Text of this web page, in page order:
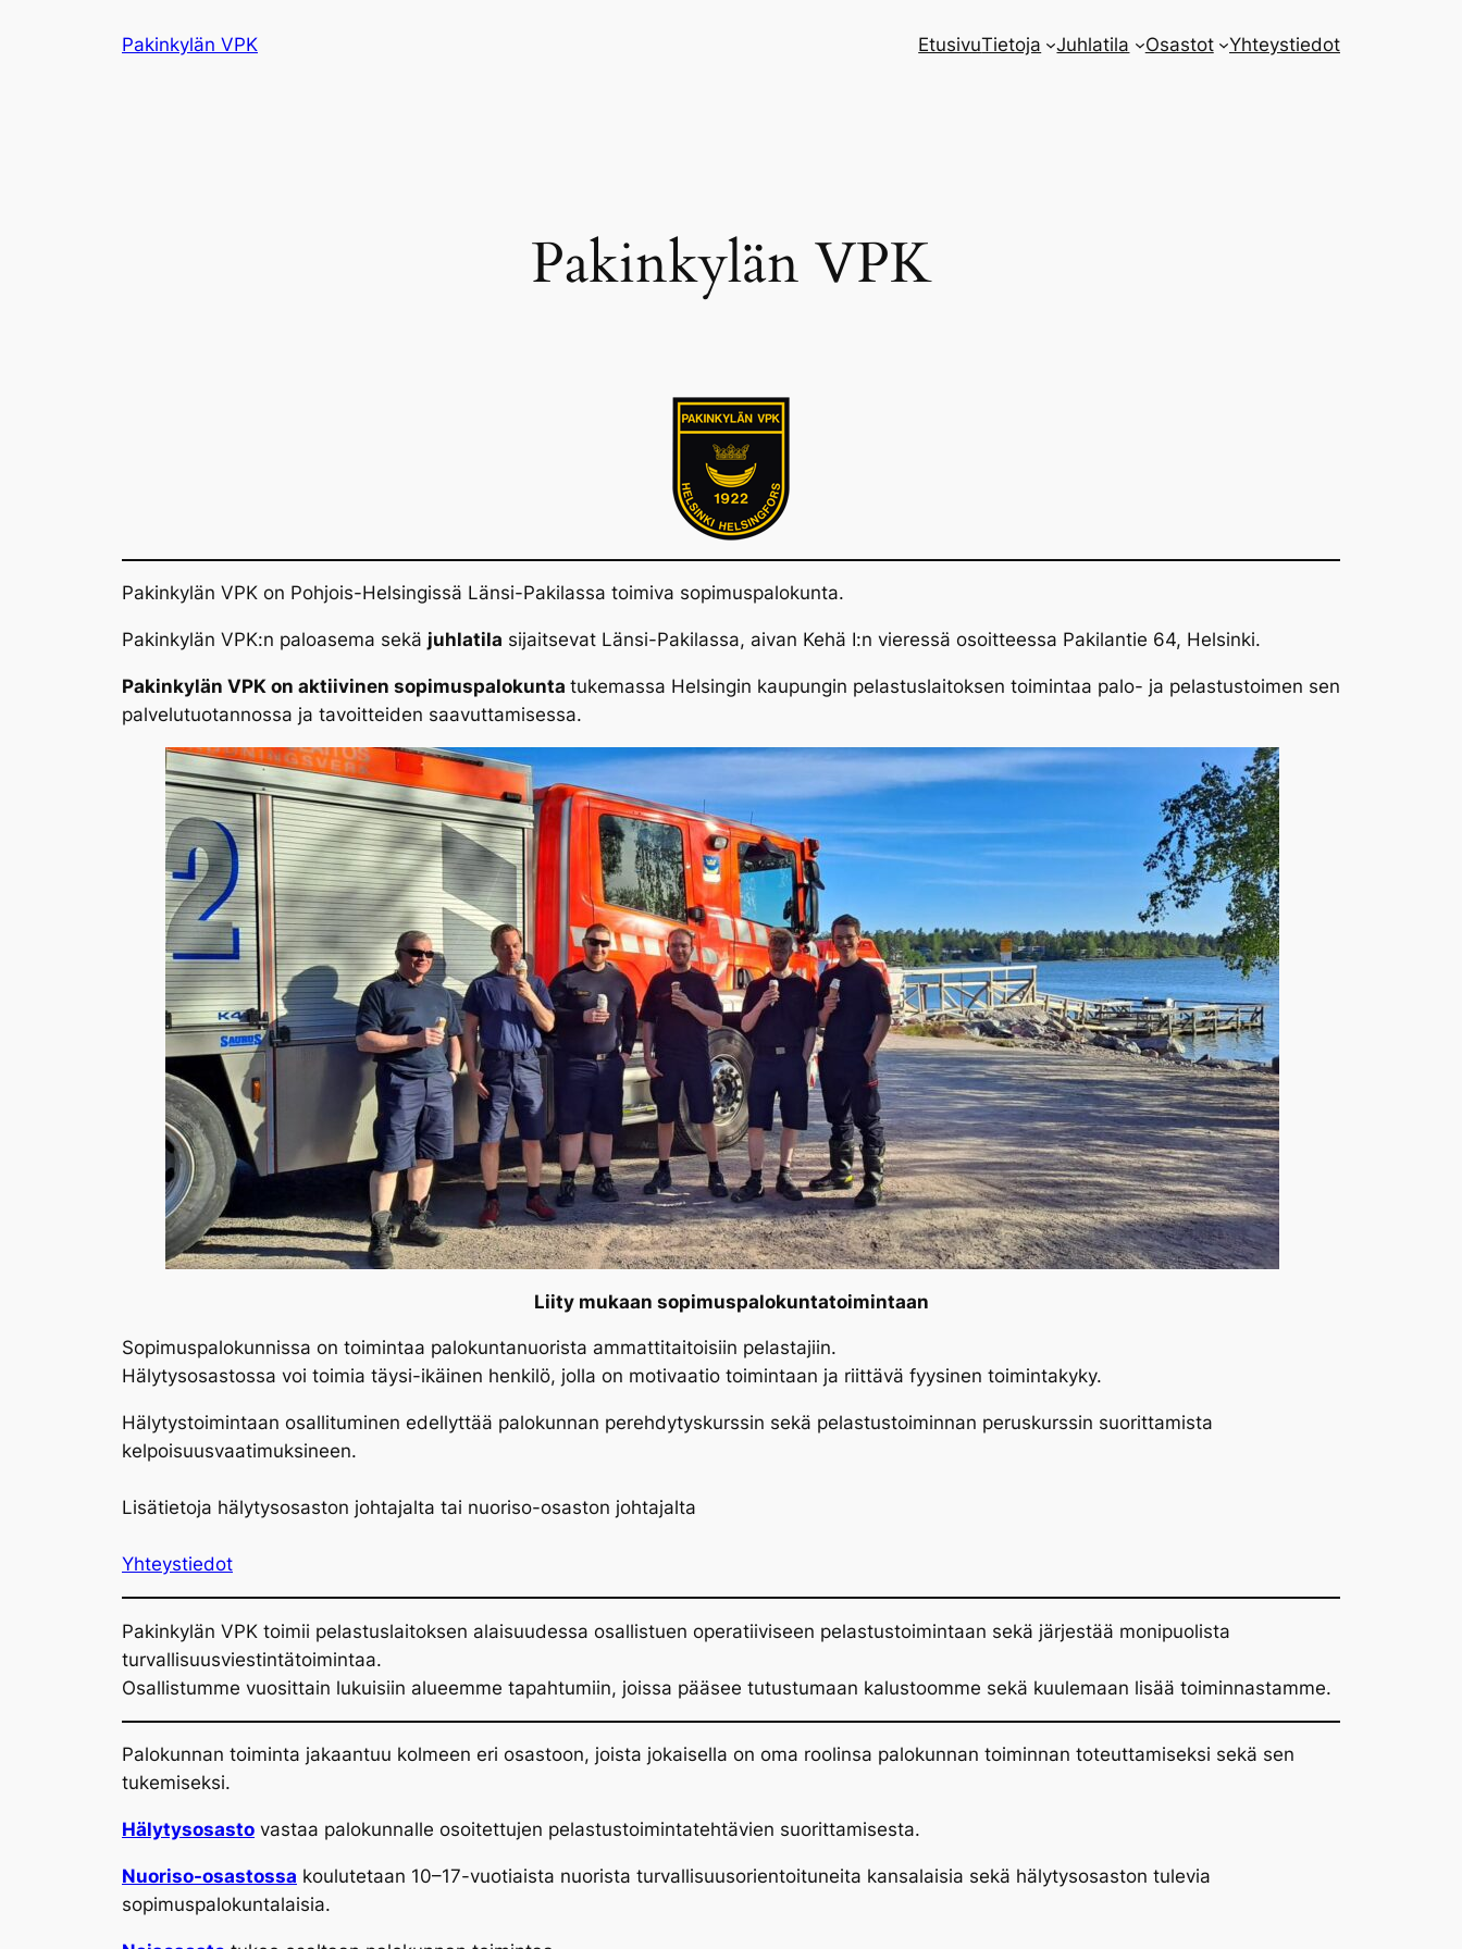
Pakinkylän VPK EtusivuTietoja Juhlatila Osastot Yhteystiedot
Pakinkylän VPK
Pakinkylän VPK on Pohjois-Helsingissä Länsi-Pakilassa toimiva sopimuspalokunta.
Pakinkylän VPK:n paloasema sekä juhlatila sijaitsevat Länsi-Pakilassa, aivan Kehä I:n vieressä osoitteessa Pakilantie 64, Helsinki.
Pakinkylän VPK on aktiivinen sopimuspalokunta tukemassa Helsingin kaupungin pelastuslaitoksen toimintaa palo- ja pelastustoimen sen
palvelutuotannossa ja tavoitteiden saavuttamisessa.
Liity mukaan sopimuspalokuntatoimintaan
Sopimuspalokunnissa on toimintaa palokuntanuorista ammattitaitoisiin pelastajiin.
Hälytysosastossa voi toimia täysi-ikäinen henkilö, jolla on motivaatio toimintaan ja riittävä fyysinen toimintakyky.
Hälytystoimintaan osallituminen edellyttää palokunnan perehdytyskurssin sekä pelastustoiminnan peruskurssin suorittamista
kelpoisuusvaatimuksineen.
Lisätietoja hälytysosaston johtajalta tai nuoriso-osaston johtajalta
Yhteystiedot
Pakinkylän VPK toimii pelastuslaitoksen alaisuudessa osallistuen operatiiviseen pelastustoimintaan sekä järjestää monipuolista
turvallisuusviestintätoimintaa.
Osallistumme vuosittain lukuisiin alueemme tapahtumiin, joissa pääsee tutustumaan kalustoomme sekä kuulemaan lisää toiminnastamme.
Palokunnan toiminta jakaantuu kolmeen eri osastoon, joista jokaisella on oma roolinsa palokunnan toiminnan toteuttamiseksi sekä sen
tukemiseksi.
Hälytysosasto vastaa palokunnalle osoitettujen pelastustoimintatehtävien suorittamisesta.
Nuoriso-osastossa koulutetaan 10–17-vuotiaista nuorista turvallisuusorientoituneita kansalaisia sekä hälytysosaston tulevia
sopimuspalokuntalaisia.